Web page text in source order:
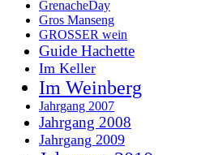
GrenacheDay
Gros Manseng
GROSSER wein
Guide Hachette
Im Keller
Im Weinberg
Jahrgang 2007
Jahrgang 2008
Jahrgang 2009